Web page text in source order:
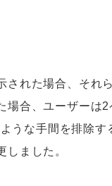
された場合、それ
場合、ユーザーは2
うな手間を排除す
ました。